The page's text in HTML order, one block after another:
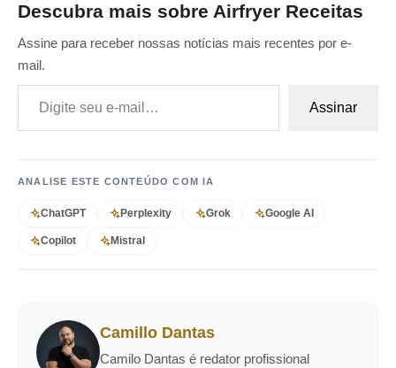
Descubra mais sobre Airfryer Receitas
Assine para receber nossas notícias mais recentes por e-
mail.
Digite seu e-mail…
Assinar
ANALISE ESTE CONTEÚDO COM IA
ChatGPT Perplexity Grok Google AI
Copilot Mistral
Camillo Dantas
Camilo Dantas é redator profissional